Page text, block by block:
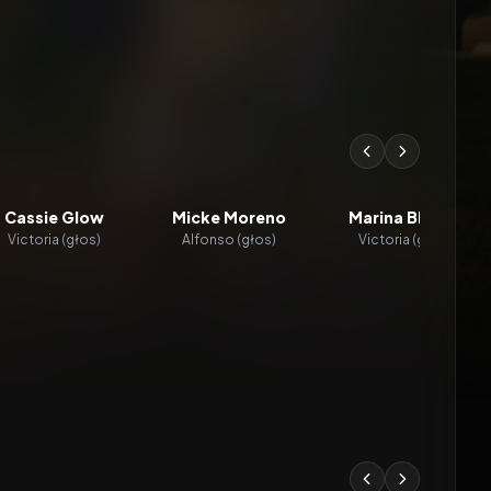
Cassie Glow
Victoria (głos)
Micke Moreno
Alfonso (głos)
Marina Blanke
Victoria (głos)